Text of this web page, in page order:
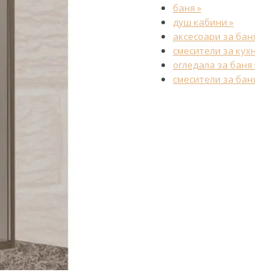
баня »
душ кабини »
аксесоари за
смесители за
огледала за баня
смесители за